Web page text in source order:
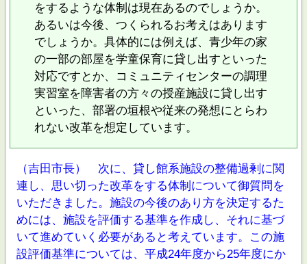
をするような体制は現在あるのでしょうか。
あるいは今後、つくられるお考えはあります
でしょうか。具体的には例えば、青少年の家
の一部の部屋を学童保育に貸し出すといった
対応ですとか、コミュニティセンターの調理
実習室を障害者の方々の授産施設に貸し出す
といった、部署の垣根や従来の発想にとらわ
れない改革を想定しています。
（吉田市長） 次に、貸し館系施設の整備過剰に関
連し、思い切った改革をする体制について御質問を
いただきました。施設の今後のあり方を決定するた
めには、施設を評価する基準を作成し、それに基づ
いて進めていく必要があると考えています。この施
設評価基準については、平成24年度から25年度にか